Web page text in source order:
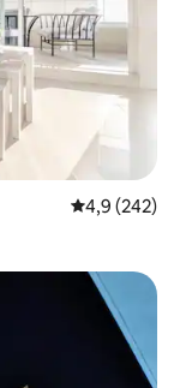
Gemiddelde
4,9 (242)